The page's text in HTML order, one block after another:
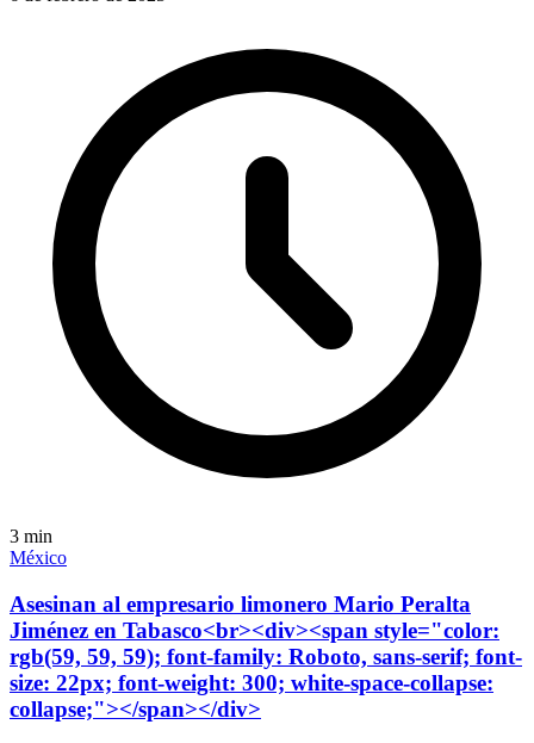
3 min
México
Asesinan al empresario limonero Mario Peralta
Jiménez en Tabasco<br><div><span style="color:
rgb(59, 59, 59); font-family: Roboto, sans-serif; font-
size: 22px; font-weight: 300; white-space-collapse:
collapse;"></span></div>